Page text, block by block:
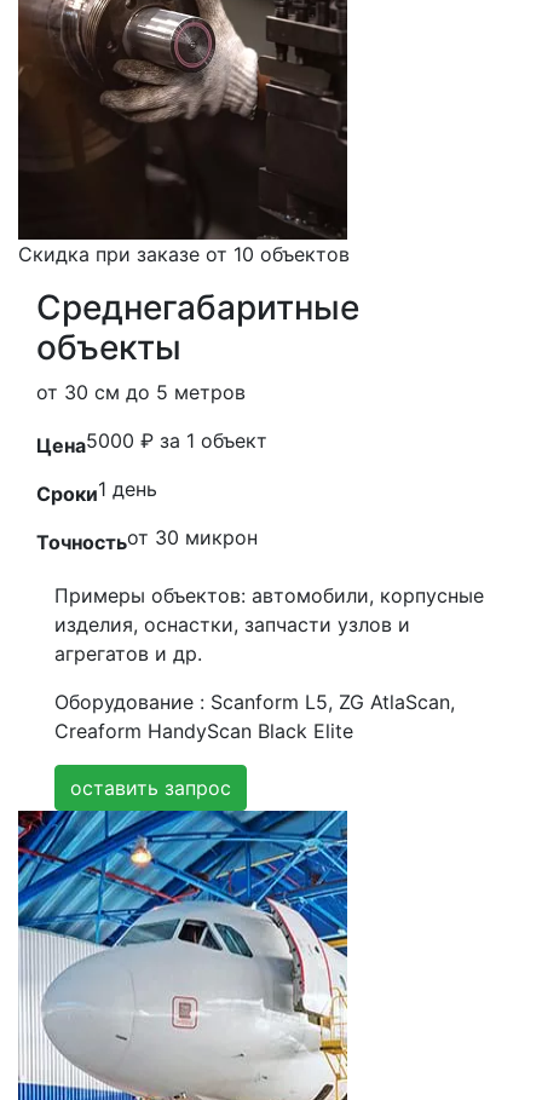
Скидка при заказе от 10 объектов
Среднегабаритные
объекты
от 30 см до 5 метров
Цена5000 ₽ за 1 объект
Сроки1 день
Точностьот 30 микрон
Примеры объектов: автомобили, корпусные
изделия, оснастки, запчасти узлов и
агрегатов и др.
Оборудование : Scanform L5, ZG AtlaScan,
Creaform HandyScan Black Elite
оставить запрос